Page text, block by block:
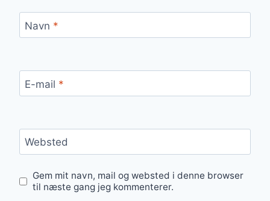
Navn *
E-mail *
Websted
Gem mit navn, mail og websted i denne browser
til næste gang jeg kommenterer.